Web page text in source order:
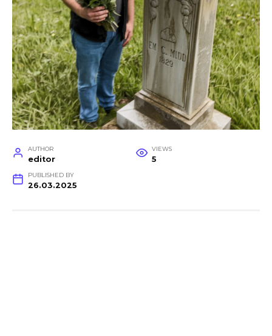
AUTHOR
editor
VIEWS
5
PUBLISHED BY
26.03.2025